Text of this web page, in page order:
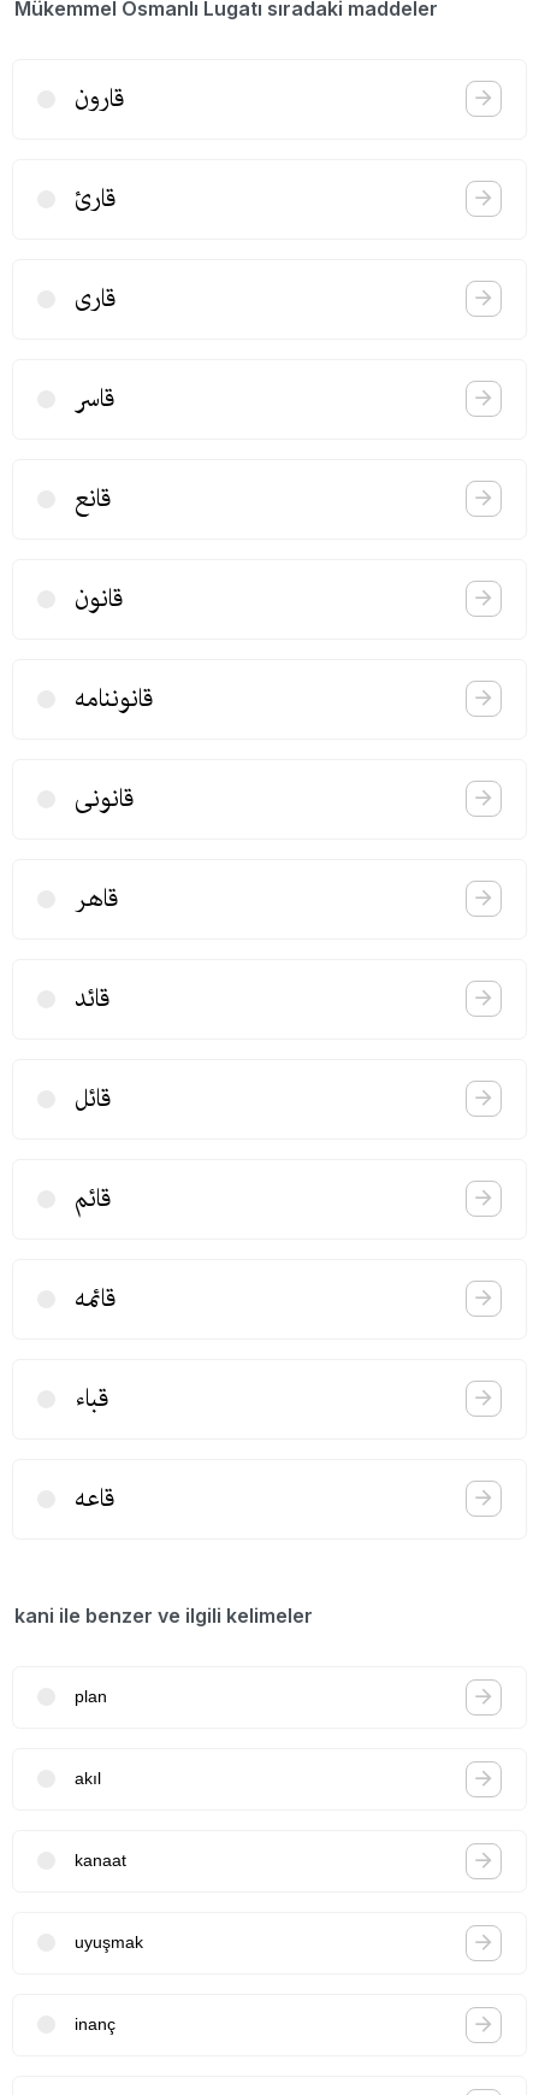
Mükemmel Osmanlı Lugatı sıradaki maddeler
قارون
قارئ
قاری
قاسر
قانع
قانون
قانوننامه
قانونی
قاهر
قائد
قائل
قائم
قائمه
قباء
قاعه
kani ile benzer ve ilgili kelimeler
plan
akıl
kanaat
uyuşmak
inanç